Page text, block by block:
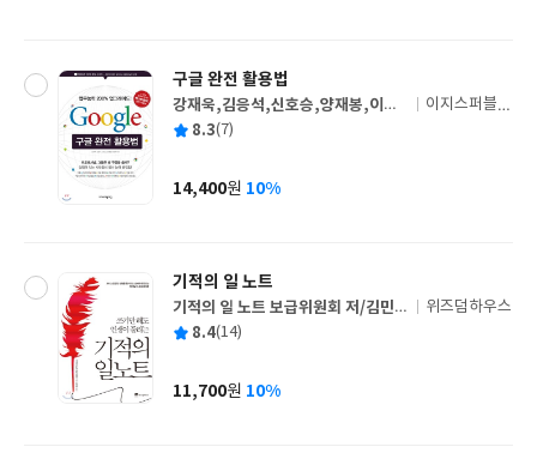
구글 완전 활용법
글
쓴
강재욱,김응석,신호승,양재봉,이영
희 공저
출
사
이지스퍼블리
평 8.3(7)
가
14,400원 10%
기적의 일 노트
글
쓴
기적의 일 노트 보급위원회 저/김민경
역
출
사
위즈덤하우스
평 8.4(14)
가
11,700원 10%